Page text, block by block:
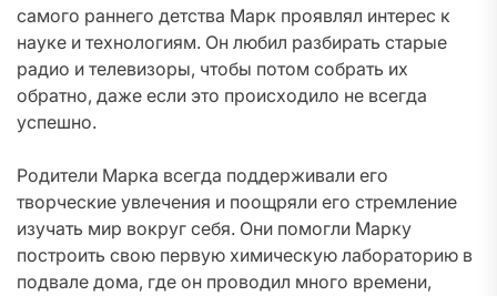
самого раннего детства Марк проявлял интерес к
науке и технологиям. Он любил разбирать старые
радио и телевизоры, чтобы потом собрать их
обратно, даже если это происходило не всегда
успешно.
Родители Марка всегда поддерживали его
творческие увлечения и поощряли его стремление
изучать мир вокруг себя. Они помогли Марку
построить свою первую химическую лабораторию в
подвале дома, где он проводил много времени,